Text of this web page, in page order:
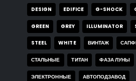
DESIGN EDIFICE G-SHOCK
GREEN GREY ILLUMINATOR
STEEL WHITE ВИНТАЖ
СТАЛЬНЫЕ ТИТАН ФАЗА ЛУНЫ
ЭЛЕКТРОННЫЕ АВТОПОДЗАВОД